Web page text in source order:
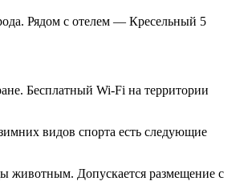
Рядом с отелем — Кресельный 5
Бесплатный Wi-Fi на территории
видов спорта есть следующие
животным. Допускается размещение с